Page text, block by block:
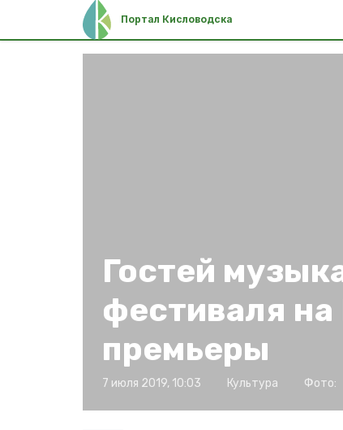
Портал Кисловодска
Гостей
фестиваля
премьеры
7 июля 2019, 10:03 Культура Фото: